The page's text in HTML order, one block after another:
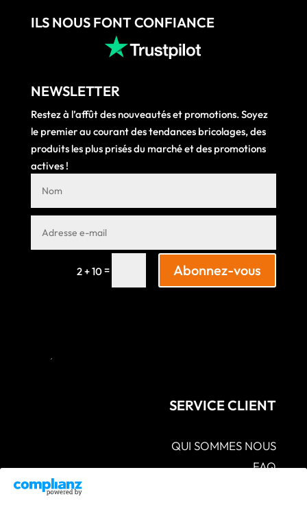
ILS NOUS FONT CONFIANCE
NEWSLETTER
Restez à l’affût des nouveautés et promotions. Soyez
le premier au courant des tendances bricolages, des
produits les plus prisés du marché et des promotions
actives !
2 + 10= Abonnez-vous
SERVICE CLIENT
QUI SOMMES NOUS
FAQ
CGV – POLITIQUES DE CONFIDENTIALITÉ –